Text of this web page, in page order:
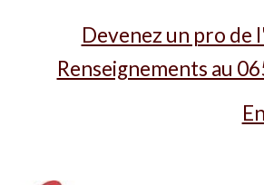
Devenez un pro de
Renseignements au